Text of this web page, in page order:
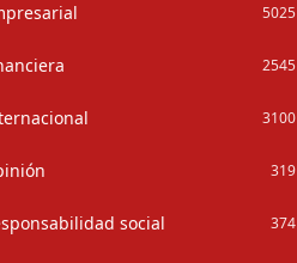
5025
2545
3100
319
social 374